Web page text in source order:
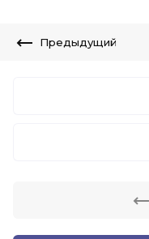
Предыдущий